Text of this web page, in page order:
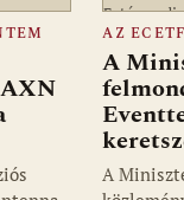
Fotó:
AZ
A
A